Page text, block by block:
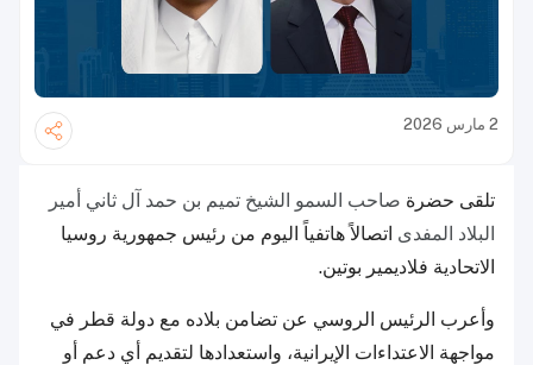
2 مارس 2026
تلقى حضرة صاحب السمو الشيخ تميم بن حمد آل ثاني أمير
البلاد المفدى اتصالاً هاتفياً اليوم من رئيس جمهورية روسيا
الاتحادية فلاديمير بوتين.
وأعرب الرئيس الروسي عن تضامن بلاده مع دولة قطر في
مواجهة الاعتداءات الإيرانية، واستعدادها لتقديم أي دعم أو